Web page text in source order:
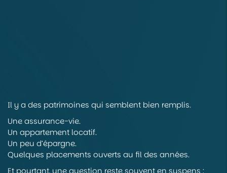
Il y a des patrimoines qui semblent bien remplis.
Une assurance-vie.
Un appartement locatif.
Un peu d’épargne.
Quelques placements ouverts au fil des années.
Et pourtant, une question reste souvent en suspens :